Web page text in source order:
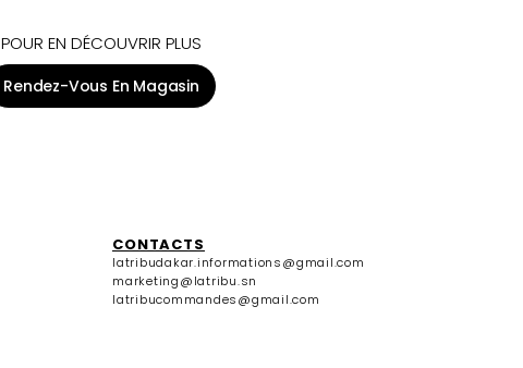
POUR EN DÉCOUVRIR PLUS
Rendez-Vous En Magasin
CONTACTS
latribudakar.informations@gmail.com
marketing@latribu.sn
latribucommandes@gmail.com